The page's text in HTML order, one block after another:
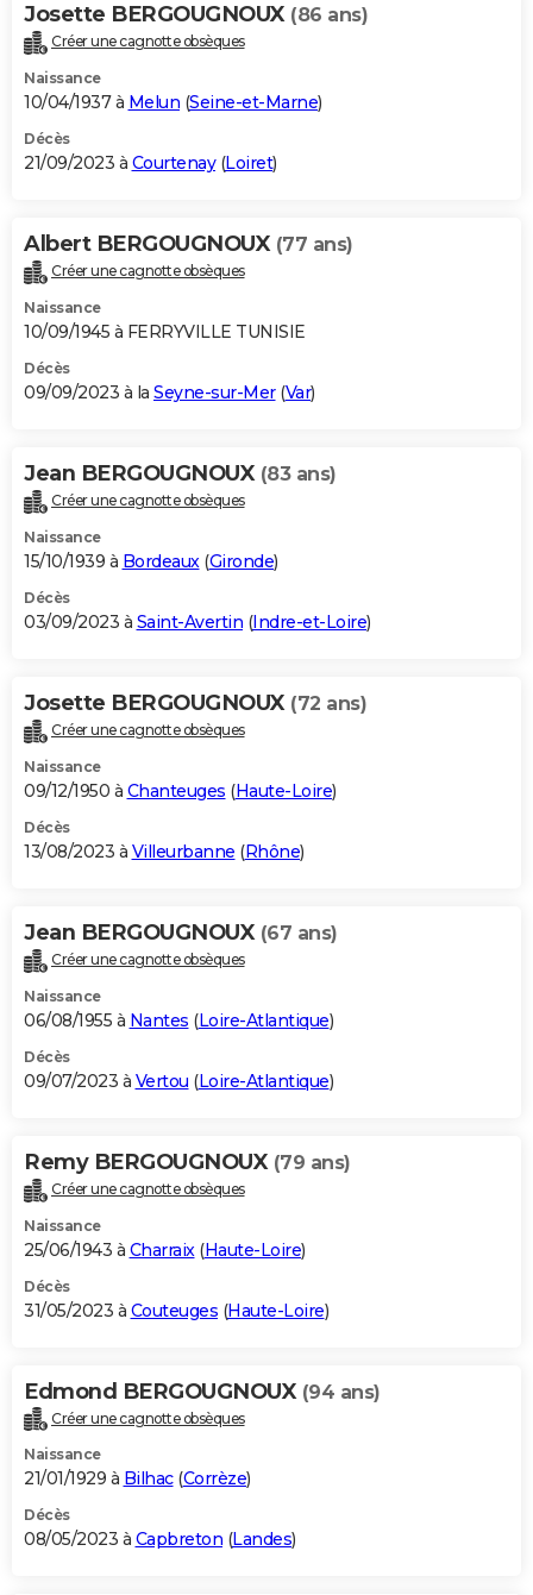
Josette BERGOUGNOUX (86 ans)
Créer une cagnotte obsèques
Naissance
10/04/1937 à Melun (Seine-et-Marne)
Décès
21/09/2023 à Courtenay(Loiret)
Albert BERGOUGNOUX (77 ans)
Créer une cagnotte obsèques
Naissance
10/09/1945 à FERRYVILLE TUNISIE
Décès
09/09/2023 à la Seyne-sur-Mer(Var)
Jean BERGOUGNOUX (83 ans)
Créer une cagnotte obsèques
Naissance
15/10/1939 à Bordeaux(Gironde)
Décès
03/09/2023 à Saint-Avertin (Indre-et-Loire)
Josette BERGOUGNOUX (72 ans)
Créer une cagnotte obsèques
Naissance
09/12/1950 à Chanteuges (Haute-Loire)
Décès
13/08/2023 à Villeurbanne (Rhône)
Jean BERGOUGNOUX (67 ans)
Créer une cagnotte obsèques
Naissance
06/08/1955 à Nantes (Loire-Atlantique)
Décès
09/07/2023 à Vertou (Loire-Atlantique)
Remy BERGOUGNOUX (79 ans)
Créer une cagnotte obsèques
Naissance
25/06/1943 à Charraix (Haute-Loire)
Décès
31/05/2023 à Couteuges (Haute-Loire)
Edmond BERGOUGNOUX (94 ans)
Créer une cagnotte obsèques
Naissance
21/01/1929 à Bilhac(Corrèze)
Décès
08/05/2023 à Capbreton (Landes)